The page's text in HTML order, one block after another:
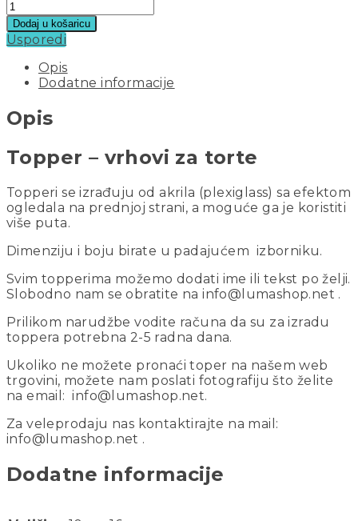
Dodaj u košaricu
Usporedi
Opis
Dodatne informacije
Opis
Topper – vrhovi za torte
Topperi se izrađuju od akrila (plexiglass) sa efektom
ogledala na prednjoj strani, a moguće ga je koristiti
više puta.
Dimenziju i boju birate u padajućem izborniku.
Svim topperima možemo dodati ime ili tekst po želji.
Slobodno nam se obratite na info@lumashop.net .
Prilikom narudžbe vodite računa da su za izradu
toppera potrebna 2-5 radna dana.
Ukoliko ne možete pronaći toper na našem web
trgovini, možete nam poslati fotografiju što želite
na email: info@lumashop.net.
Za veleprodaju nas kontaktirajte na mail:
info@lumashop.net .
Dodatne informacije